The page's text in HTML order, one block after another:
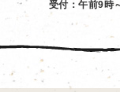
受付：午前9時